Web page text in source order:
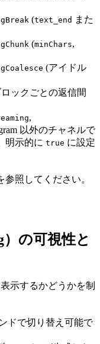
(text_end また
(minChars,
(アイドル
ックごとの返信間
,
以外のチャネルで
明示的に true に設定
参照してください。
の可視性と
示するかどうかを制
ドで切り替え可能で